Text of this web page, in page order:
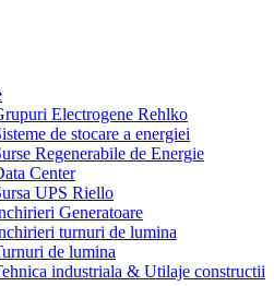
Electrogene Rehlko
de stocare a energiei
Regenerabile de Energie
Center
UPS Riello
Generatoare
turnuri de lumina
de lumina
industriala & Utilaje constructii